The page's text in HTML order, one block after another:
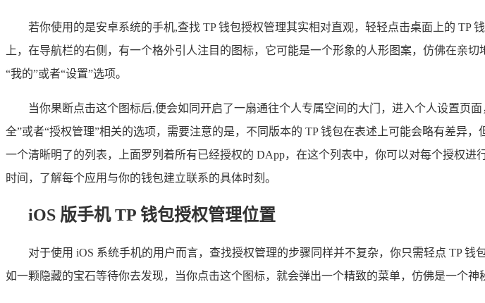
若你使用的是安卓系统的手机,查找 TP 钱包授权管理其实相对直观，轻轻点击桌面上的
上，在导航栏的右侧，有一个格外引人注目的图标，它可能是一个形象的人形图案，仿佛在亲
“我的”或者“设置”选项。
当你果断点击这个图标后,便会如同开启了一扇通往个人专属空间的大门，进入个人设置页
全”或者“授权管理”相关的选项，需要注意的是，不同版本的 TP 钱包在表述上可能会略有差异
一个清晰明了的列表，上面罗列着所有已经授权的 DApp，在这个列表中，你可以对每个授权
时间，了解每个应用与你的钱包建立联系的具体时刻。
iOS 版手机 TP 钱包授权管理位置
对于使用 iOS 系统手机的用户而言，查找授权管理的步骤同样并不复杂，你只需轻点 TP
如一颗隐藏的宝石等待你去发现，当你点击这个图标，就会弹出一个精致的菜单，仿佛是一个